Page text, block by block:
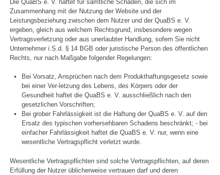
Die QuaBS e. V. haftet für sämtliche Schäden, die sich im
Zusammenhang mit der Nutzung der Website und der
Leistungsbeziehung zwischen dem Nutzer und der QuaBS e. V.
ergeben, gleich aus welchem Rechtsgrund, insbesondere wegen
Vertragsverletzung oder aus unerlaubter Handlung, sofern Sie nicht
Unternehmer i.S.d. § 14 BGB oder juristische Person des öffentlichen
Rechts, nur nach Maßgabe folgender Regelungen:
Bei Vorsatz, Ansprüchen nach dem Produkthaftungsgesetz sowie
bei einer Ver-letzung des Lebens, des Körpers oder der
Gesundheit haftet die QuaBS e. V. ausschließlich nach den
gesetzlichen Vorschriften;
Bei grober Fahrlässigkeit ist die Haftung der QuaBS e. V. auf den
Ersatz des typischen vorhersehbaren Schadens beschränkt; - bei
einfacher Fahrlässigkeit haftet die QuaBS e. V. nur, wenn eine
wesentliche Vertragspflicht verletzt wurde.
Wesentliche Vertragspflichten sind solche Vertragspflichten, auf deren
Erfüllung der Nutzer üblicherweise vertrauen darf und deren